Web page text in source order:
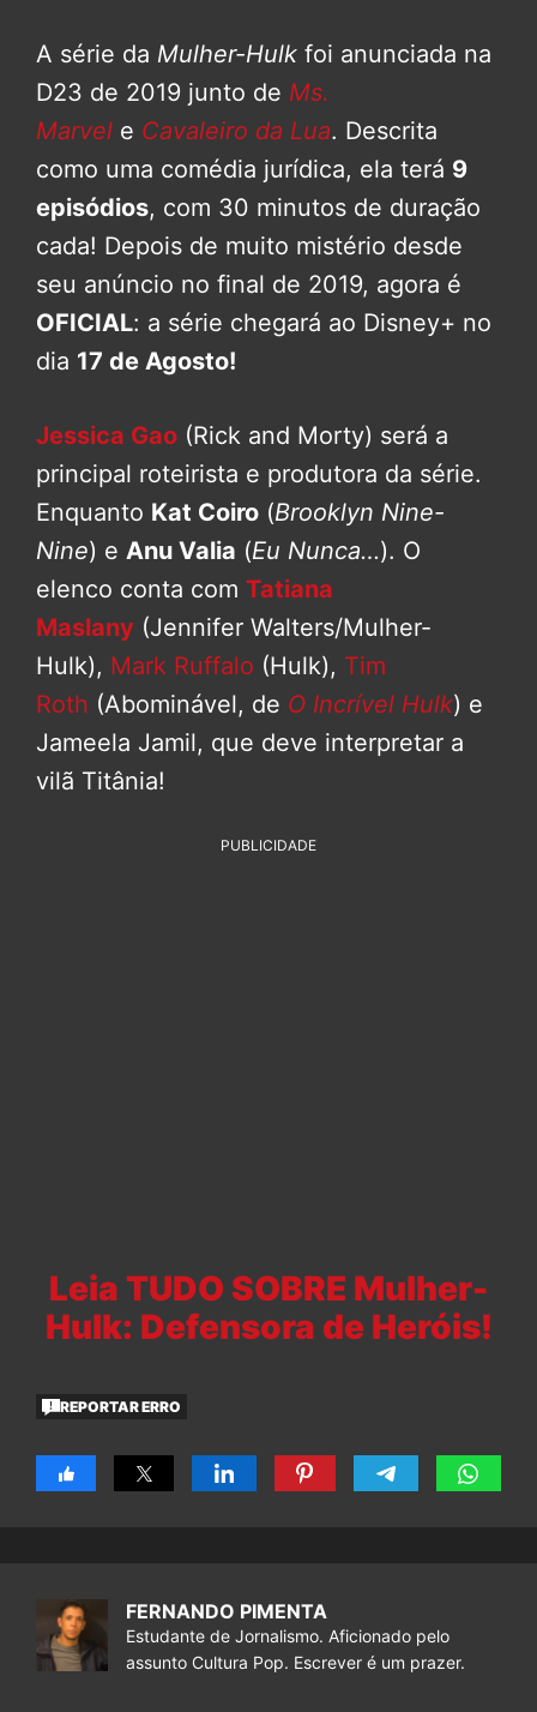
A série da Mulher-Hulk foi anunciada na
D23 de 2019 junto de Ms.
Marvel e Cavaleiro da Lua. Descrita
como uma comédia jurídica, ela terá 9
episódios, com 30 minutos de duração
cada! Depois de muito mistério desde
seu anúncio no final de 2019, agora é
OFICIAL: a série chegará ao Disney+ no
dia 17 de Agosto!
Jessica Gao (Rick and Morty) será a
principal roteirista e produtora da série.
Enquanto Kat Coiro (Brooklyn Nine-
Nine) e Anu Valia (Eu Nunca…). O
elenco conta com Tatiana
Maslany (Jennifer Walters/Mulher-
Hulk), Mark Ruffalo (Hulk), Tim
Roth (Abominável, de O Incrível Hulk) e
Jameela Jamil, que deve interpretar a
vilã Titânia!
PUBLICIDADE
Leia TUDO SOBRE Mulher-
Hulk: Defensora de Heróis!
REPORTAR ERRO
FERNANDO PIMENTA
Estudante de Jornalismo. Aficionado pelo
assunto Cultura Pop. Escrever é um prazer.